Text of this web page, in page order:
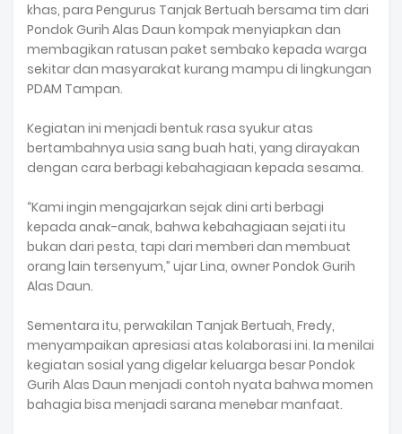
khas, para Pengurus Tanjak Bertuah bersama tim dari
Pondok Gurih Alas Daun kompak menyiapkan dan
membagikan ratusan paket sembako kepada warga
sekitar dan masyarakat kurang mampu di lingkungan
PDAM Tampan.
‎Kegiatan ini menjadi bentuk rasa syukur atas
bertambahnya usia sang buah hati, yang dirayakan
dengan cara berbagi kebahagiaan kepada sesama.
‎“Kami ingin mengajarkan sejak dini arti berbagi
kepada anak-anak, bahwa kebahagiaan sejati itu
bukan dari pesta, tapi dari memberi dan membuat
orang lain tersenyum,” ujar Lina, owner Pondok Gurih
Alas Daun.
‎Sementara itu, perwakilan Tanjak Bertuah, Fredy,
menyampaikan apresiasi atas kolaborasi ini. Ia menilai
kegiatan sosial yang digelar keluarga besar Pondok
Gurih Alas Daun menjadi contoh nyata bahwa momen
bahagia bisa menjadi sarana menebar manfaat.